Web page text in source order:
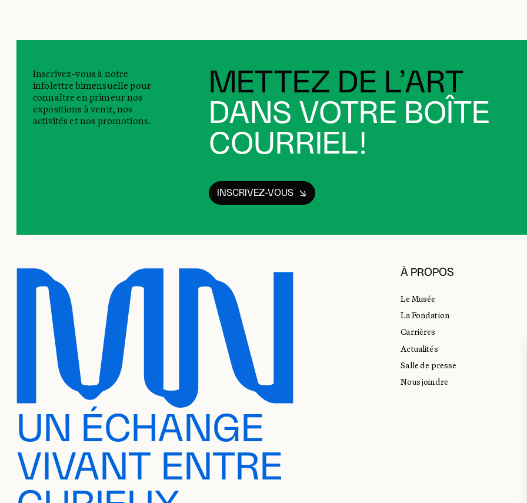
METTEZ DE L’ART
DANS VOTRE BOÎTE
COURRIEL!
Inscrivez-vous à notre
infolettre bimensuelle pour
connaître en primeur nos
expositions à venir, nos
activités et nos promotions.
INSCRIVEZ-VOUS
UN ÉCHANGE
VIVANT ENTRE
À PROPOS
Le Musée
La Fondation
Carrières
Actualités
Salle de presse
Nous joindre